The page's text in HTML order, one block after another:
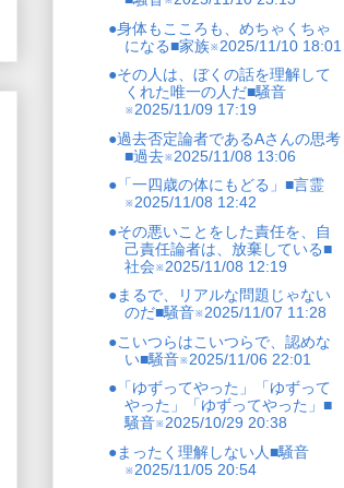
●身体もこころも、めちゃくちゃ
になる■家族※2025/11/10 18:01
●その人は、ぼくの話を理解して
くれた唯一の人だ■騒音
※2025/11/09 17:19
●過去否定論者であるAさんの思考
■過去※2025/11/08 13:06
●「一四歳の体にもどる」■言霊
※2025/11/08 12:42
●その悪いことをした責任を、自
己責任論者は、放棄している■
社会※2025/11/08 12:19
●まるで、リアルな問題じゃない
のだ■騒音※2025/11/07 11:28
●こいつらはこいつらで、認めな
い■騒音※2025/11/06 22:01
●「ゆずってやった」「ゆずって
やった」「ゆずってやった」■
騒音※2025/10/29 20:38
●まったく理解しない人■騒音
※2025/11/05 20:54